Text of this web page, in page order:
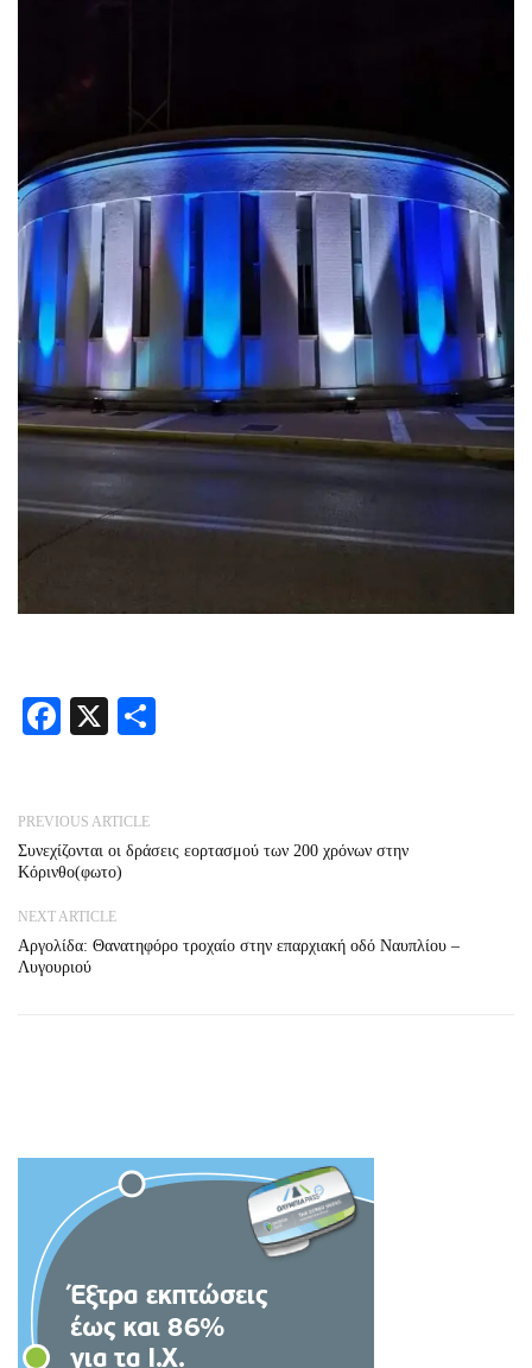
Facebook
X
PREVIOUS ARTICLE
Συνεχίζονται οι δράσεις εορτασμού των 200 χρόνων στην
Κόρινθο(φωτο)
NEXT ARTICLE
Αργολίδα: Θανατηφόρο τροχαίο στην επαρχιακή οδό Ναυπλίου –
Λυγουριού